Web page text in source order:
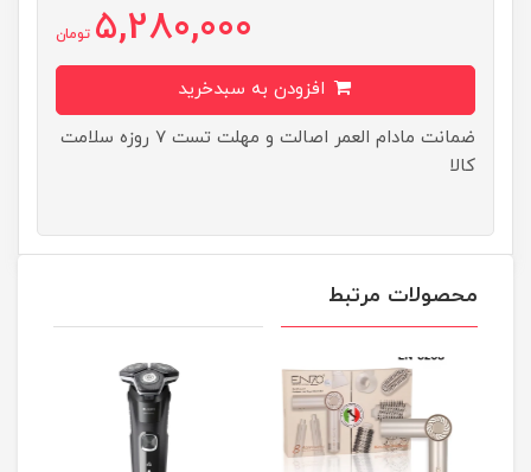
5,280,000 تومان
ضمانت مادام العمر اصالت و مهلت تست ۷ روزه سلامت
کالا
محصولات مرتبط